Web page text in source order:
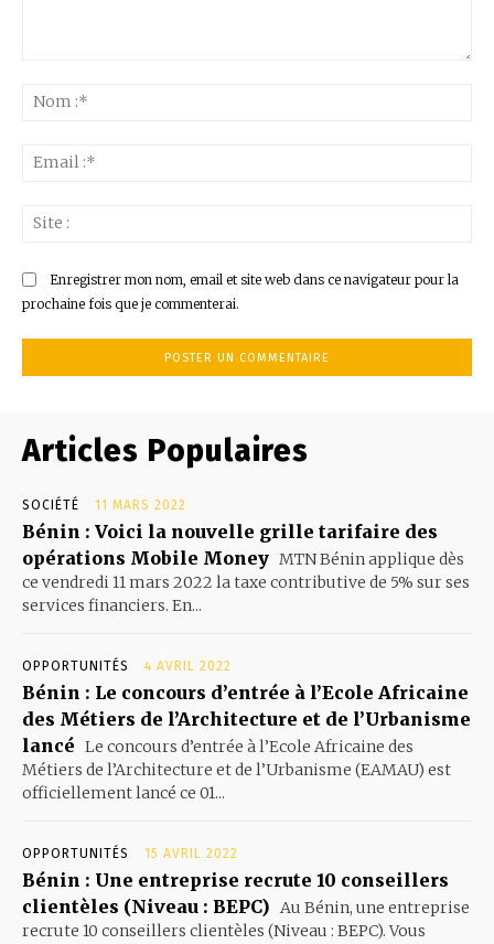
Enregistrer mon nom, email et site web dans ce navigateur pour la
prochaine fois que je commenterai.
Articles Populaires
SOCIÉTÉ 11 MARS 2022
Bénin : Voici la nouvelle grille tarifaire des
opérations Mobile Money MTN Bénin applique dès
ce vendredi 11 mars 2022 la taxe contributive de 5% sur ses
services financiers. En...
OPPORTUNITÉS 4 AVRIL 2022
Bénin : Le concours d’entrée à l’Ecole Africaine
des Métiers de l’Architecture et de l’Urbanisme
lancé Le concours d’entrée à l’Ecole Africaine des
Métiers de l’Architecture et de l’Urbanisme (EAMAU) est
officiellement lancé ce 01...
OPPORTUNITÉS 15 AVRIL 2022
Bénin : Une entreprise recrute 10 conseillers
clientèles (Niveau : BEPC) Au Bénin, une entreprise
recrute 10 conseillers clientèles (Niveau : BEPC). Vous